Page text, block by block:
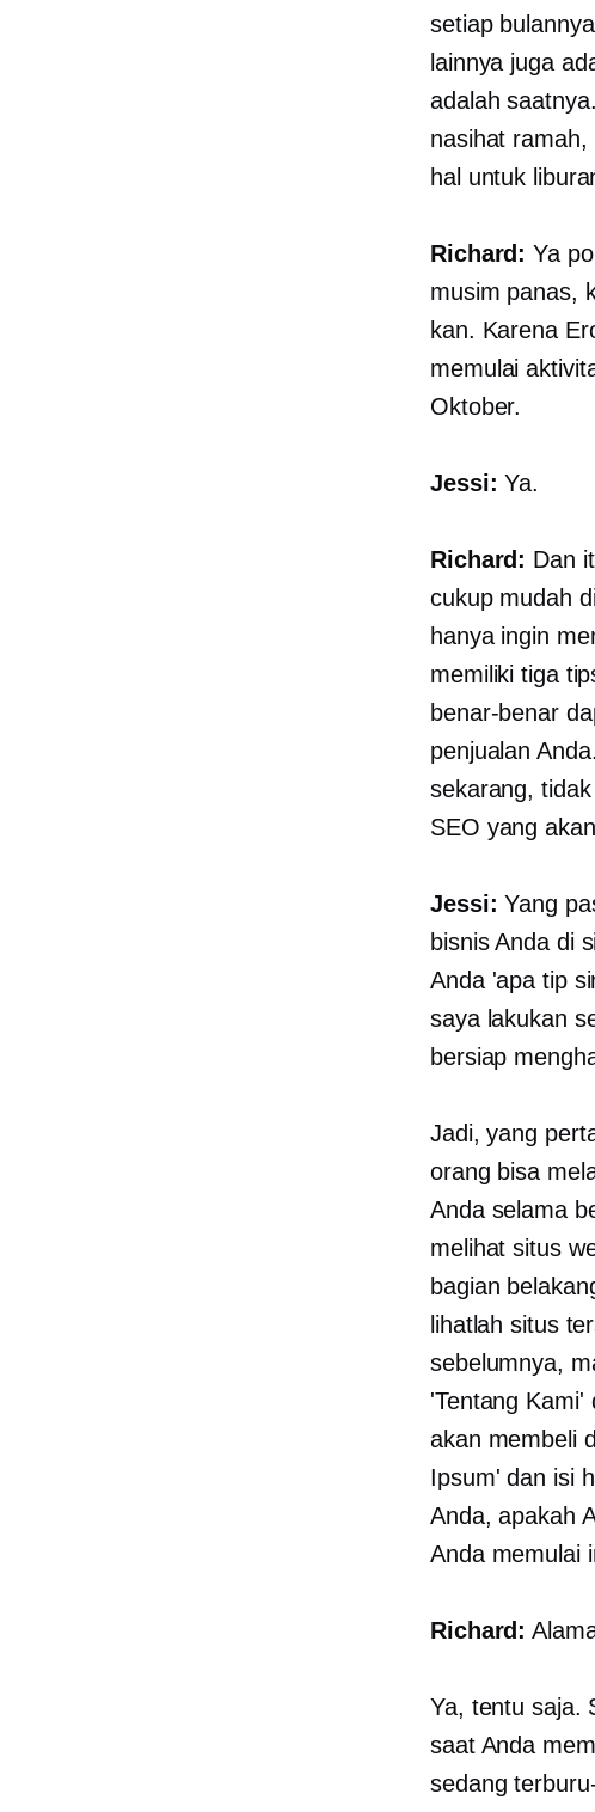
setiap
lainnya juga
adalah
nasihat
hal untuk
Richard: Ya
musim panas,
kan. Karena
memulai
Oktober.
Jessi: Ya.
Richard: Dan
cukup mudah
hanya ingin
memiliki tiga
benar-benar
penjualan
sekarang,
SEO yang
Jessi: Yang
bisnis Anda di
Anda 'apa tip
saya lakukan
bersiap
Jadi, yang
orang bisa
Anda selama
melihat situs
bagian
lihatlah situs
sebelumnya,
'Tentang Kami'
akan membeli
Ipsum' dan isi
Anda, apakah
Anda memulai
Richard:
Ya, tentu saja.
saat Anda
sedang